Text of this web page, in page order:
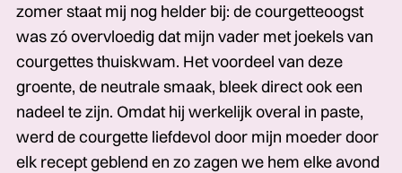
zomer staat mij nog helder bij: de courgetteoogst
was zó overvloedig dat mijn vader met joekels van
courgettes thuiskwam. Het voordeel van deze
groente, de neutrale smaak, bleek direct ook een
nadeel te zijn. Omdat hij werkelijk overal in paste,
werd de courgette liefdevol door mijn moeder door
elk recept geblend en zo zagen we hem elke avond